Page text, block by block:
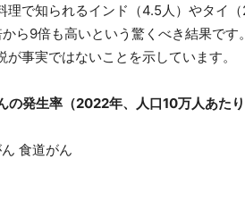
理で知られるインド（4.5人）やタイ
ら9倍も高いという驚くべき結果で
が事実ではないことを示しています。
発生率（2022年、人口10万人あたり
食道がん